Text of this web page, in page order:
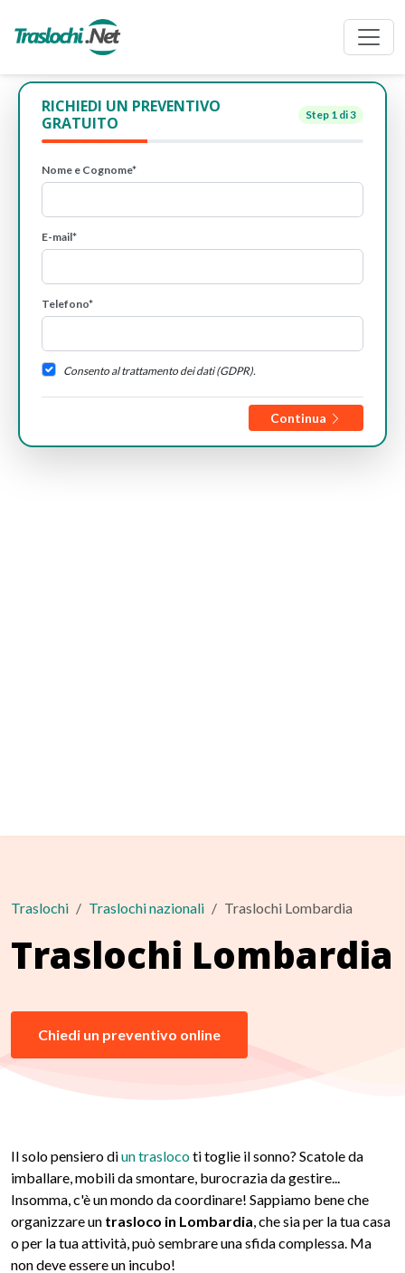
RICHIEDI UN PREVENTIVO
GRATUITO
Step 1 di 3
Nome e Cognome*
E-mail*
Telefono*
Consento al trattamento dei dati (GDPR).
Continua
Traslochi Traslochi nazionali Traslochi Lombardia
Traslochi Lombardia
Chiedi un preventivo online
Il solo pensiero diun traslocoti toglie il sonno? Scatole da
imballare, mobili da smontare, burocrazia da gestire...
Insomma, c'è un mondo da coordinare! Sappiamo bene che
organizzare un trasloco in Lombardia, che sia per la tua casa
o per la tua attività, può sembrare una sfida complessa. Ma
non deve essere un incubo!